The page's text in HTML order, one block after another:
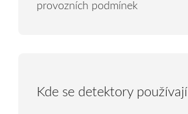
provozních podmínek
Kde se detektory používají